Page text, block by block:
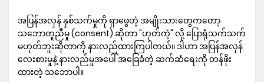
အပြန်အလှန် နှစ်သက်မှုကို ရှာဖွေတဲ့ အမျိုးသားတွေကတော့
သဘောတူညီမှု (consent) ဆိုတာ "ဟုတ်ကဲ့" လို့ ပြောရုံသက်သက်
မဟုတ်ဘူးဆိုတာကို နားလည်ထားကြပါတယ်။ ဒါဟာ အပြန်အလှန်
လေးစားမှုနဲ့ နားလည်မှုအပေါ် အခြေခံတဲ့ ဆက်ဆံရေးကို တန်ဖိုး
ထားတဲ့ သဘောပါ။